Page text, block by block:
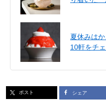
夏休みは
10軒をチ
ポスト シェア